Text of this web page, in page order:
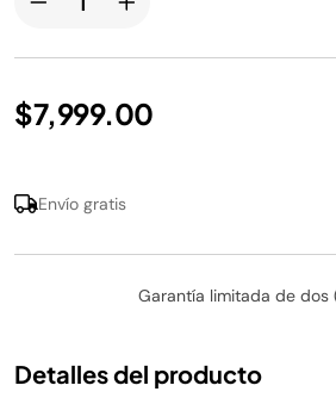
$7,999.00
Envío gratis
Garantía limitada de dos
Detalles del producto